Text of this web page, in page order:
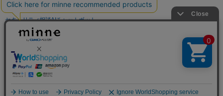
パスワード漏洩診断
Webサイトリスク診断
セキュリティ相談AIチャットボット
実在証明・盗聴対策
サイバー攻撃対策（GMO Flatt Security）
セキュリティ事業の軌跡